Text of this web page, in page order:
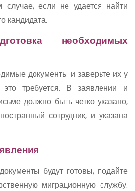
случае, если не удается найти
кандидата.
необходимых
документы и заверьте их у
это требуется. В заявлении и
должно быть четко указано,
сотрудник, и указана
будут готовы, подайте
миграционную службу.